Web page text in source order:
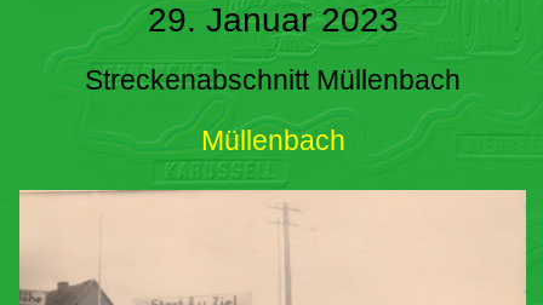
29. Januar 2023
Streckenabschnitt Müllenbach
Müllenbach